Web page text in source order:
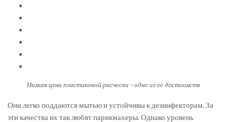
Низкая цена пластиковой расчески - одно из ее достоинств
Они легко поддаются мытью и устойчивы к дезинфекторам. За
эти качества их так любят парикмахеры. Однако уровень